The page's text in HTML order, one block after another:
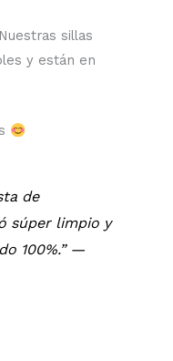
sillas
y están en
de
súper limpio y
100%.” —